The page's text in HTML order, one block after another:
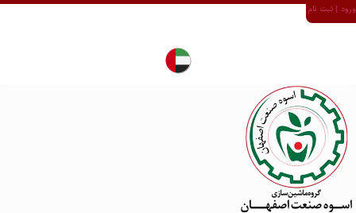
ورود | ثبت نام